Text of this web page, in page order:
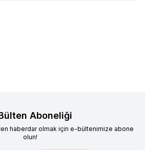
Aboneliği
haberdar olmak için e-bültenimize abone
olun!